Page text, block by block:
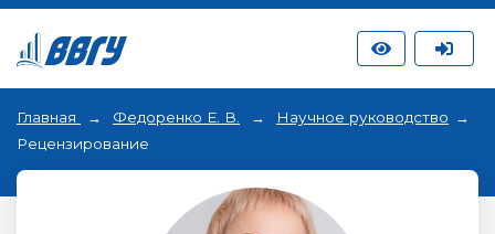
Главная Федоренко Е. В.
Научное руководство
Рецензирование